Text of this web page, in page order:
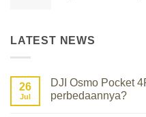
LATEST NEWS
26
Jul
DJI Osmo Pocket
perbedaannya?